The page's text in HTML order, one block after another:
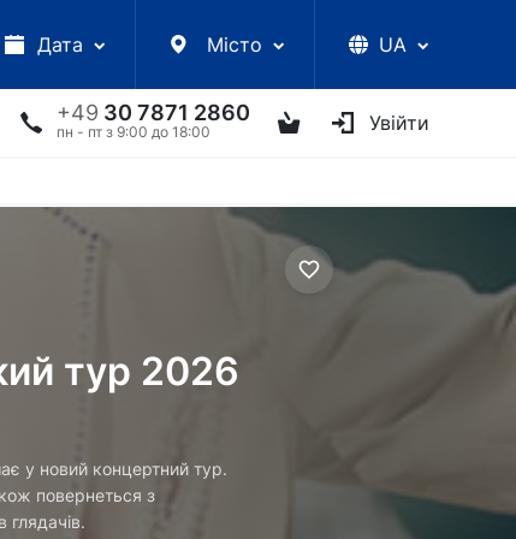
Дата Місто UA
+49 30 7871 2860
пн - пт з 9:00 до 18:00 Увійти
УКРАЇНСЬКІ АРТИСТИ ІНШЕ ТВОРЧІ
тур 2026
у новий концертний тур.
повернеться з